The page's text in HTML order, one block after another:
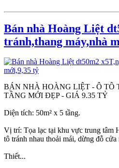
Bán nhà Hoàng Liệt
tránh,thang máy,nhà
BÁN NHÀ HOÀNG LIỆT - Ô TÔ
TẦNG MỚI ĐẸP - GIÁ 9.35 TỶ
Diện tích: 50m² x 5 tầng.
Vị trí: Tọa lạc tại khu vực trung tâm
tô tránh nhau thoải mái, dừng đỗ cửa
Thiết...